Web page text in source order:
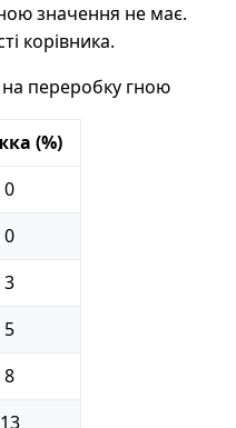
значення не має.
корівника.
переробку гною
(%)
0
0
3
5
8
13